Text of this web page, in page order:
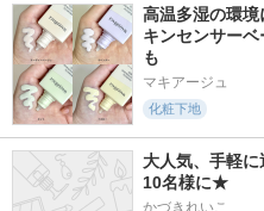
高温多湿の環
キンセンサー
も
マキアージュ
化粧下地
大人気、手軽
10名様に★
かづきれいこ